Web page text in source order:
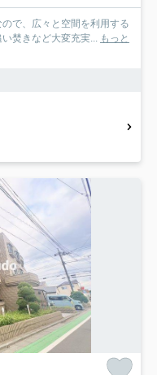
で、広々と空間を利用する
焚きなど大変充実... もっと